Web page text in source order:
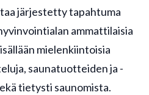
järjestetty tapahtuma
ammattilaisia
mielenkiintoisia
saunatuotteiden ja -
tietysti saunomista.